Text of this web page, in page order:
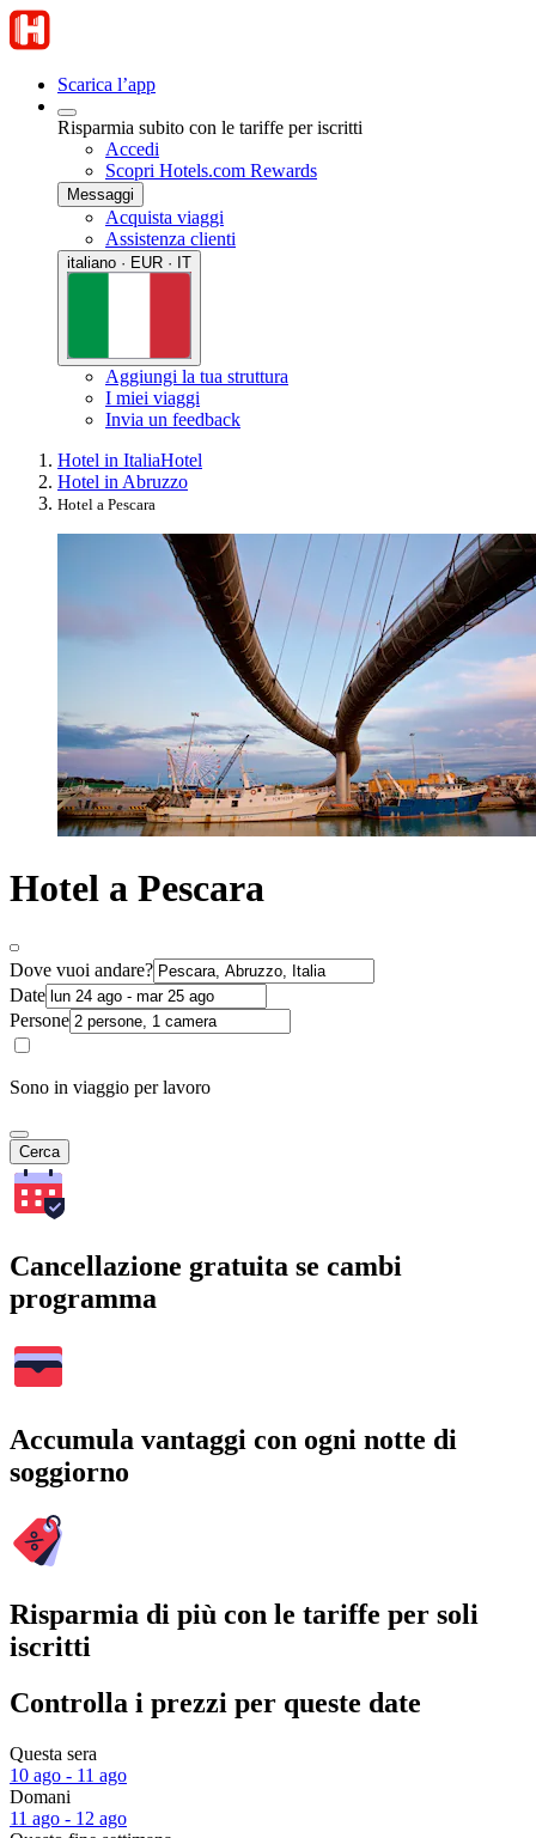
Scarica l’app
Risparmia subito con le tariffe per iscritti
Accedi
Scopri Hotels.com Rewards
Messaggi
Acquista viaggi
Assistenza clienti
italiano · EUR · IT
Aggiungi la tua struttura
I miei viaggi
Invia un feedback
Hotel in ItaliaHotel
Hotel in Abruzzo
Hotel a Pescara
Hotel a Pescara
Dove vuoi andare?
Date
Persone
Sono in viaggio per lavoro
Cerca
Cancellazione gratuita se cambi
programma
Accumula vantaggi con ogni notte di
soggiorno
Risparmia di più con le tariffe per soli
iscritti
Controlla i prezzi per queste date
Questa sera
10 ago - 11 ago
Domani
11 ago - 12 ago